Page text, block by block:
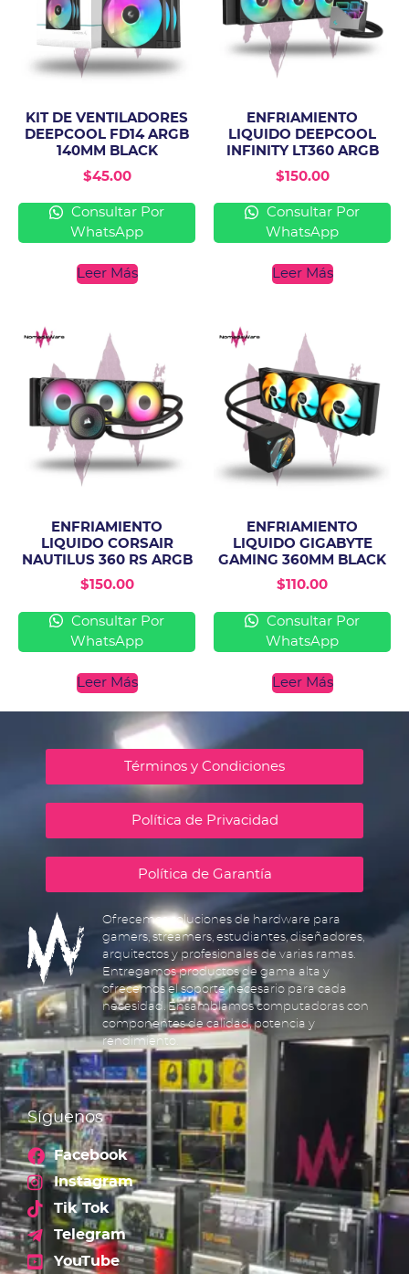
KIT DE VENTILADORES
DEEPCOOL FD14 ARGB
140MM BLACK
$45.00
Consultar Por
WhatsApp
Leer Más
ENFRIAMIENTO
LIQUIDO DEEPCOOL
INFINITY LT360 ARGB
$150.00
Consultar Por
WhatsApp
Leer Más
ENFRIAMIENTO
LIQUIDO CORSAIR
NAUTILUS 360 RS ARGB
$150.00
Consultar Por
WhatsApp
Leer Más
ENFRIAMIENTO
LIQUIDO GIGABYTE
GAMING 360MM BLACK
$110.00
Consultar Por
WhatsApp
Leer Más
Términos y Condiciones
Política de Privacidad
Política de Garantía
Ofrecemos soluciones de hardware para
gamers, streamers, estudiantes, diseñadores,
arquitectos y profesionales de varias ramas.
Entregamos productos de gama alta y
ofrecemos el soporte necesario para cada
necesidad. Ensamblamos computadoras con
componentes de calidad, potencia y
rendimiento.
Síguenos
Facebook
Instagram
Tik Tok
Telegram
YouTube